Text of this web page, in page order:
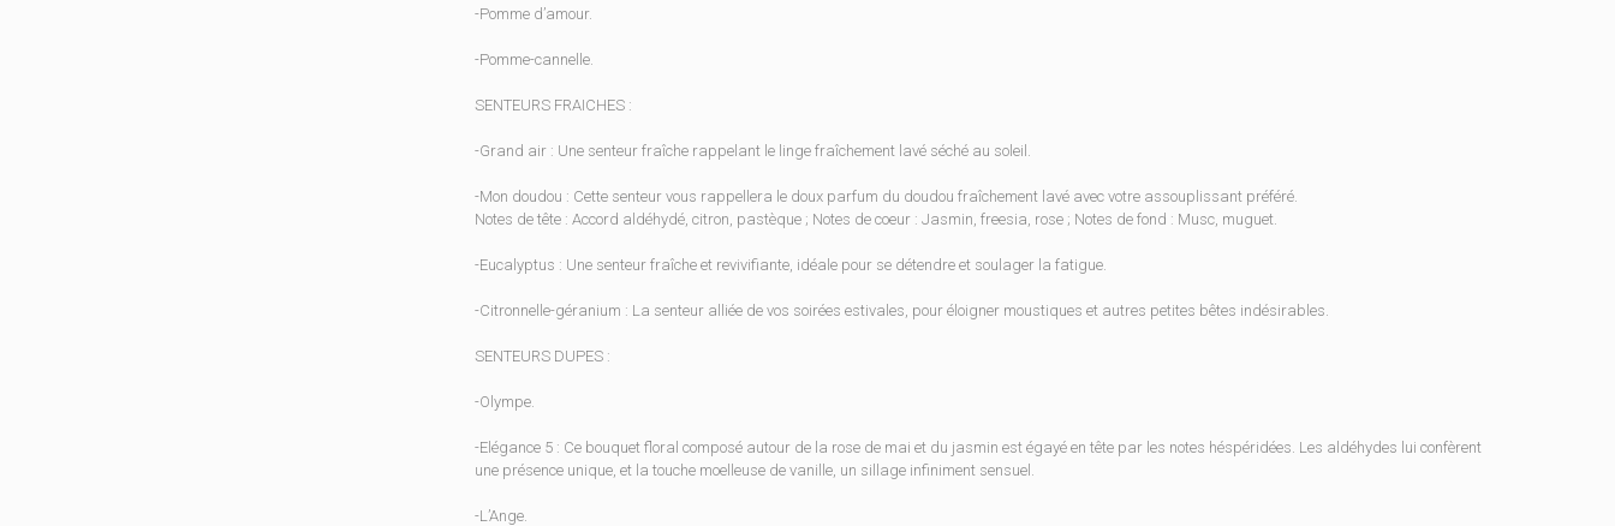
-Pomme d’amour.
-Pomme-cannelle.
SENTEURS FRAICHES :
-Grand air : Une senteur fraîche rappelant le linge fraîchement lavé séché au soleil.
-Mon doudou : Cette senteur vous rappellera le doux parfum du doudou fraîchement lavé avec votre assouplissant préféré.
Notes de tête : Accord aldéhydé, citron, pastèque ; Notes de coeur : ​Jasmin, freesia, rose ; Notes de fond : Musc, muguet.
-Eucalyptus : Une senteur fraîche et revivifiante, idéale pour se détendre et soulager la fatigue.
-Citronnelle-géranium : La senteur alliée de vos soirées estivales, pour éloigner moustiques et autres petites bêtes indésirables.
SENTEURS DUPES :
-Olympe.
-Elégance 5 : Ce bouquet floral composé autour de la rose de mai et du jasmin est égayé en tête par les notes héspéridées. Les aldéhydes lui confèrent
une présence unique, et la touche moelleuse de vanille, un sillage infiniment sensuel.
-L’Ange.